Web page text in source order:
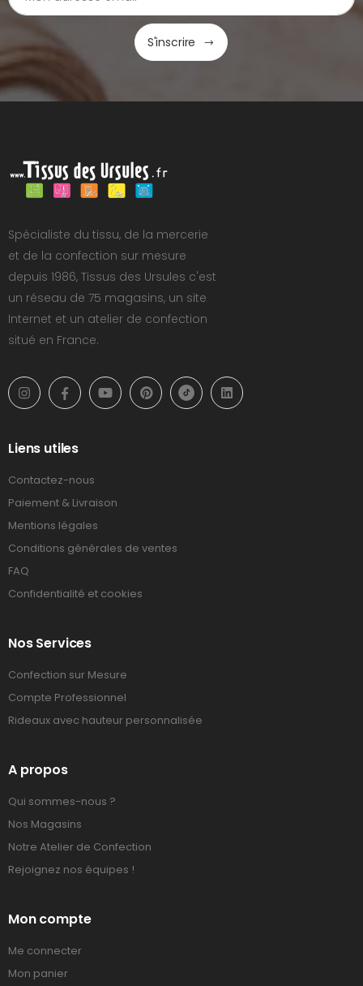
S'inscrire
Spécialiste du tissu, de la mercerie
et de la confection sur mesure
depuis 1986, Tissus des Ursules c'est
un réseau de 75 magasins, un site
Internet et un atelier de confection
situé en France.
Liens utiles
Contactez-nous
Paiement & Livraison
Mentions légales
Conditions générales de ventes
FAQ
Confidentialité et cookies
Nos Services
Confection sur Mesure
Compte Professionnel
Rideaux avec hauteur personnalisée
A propos
Qui sommes-nous ?
Nos Magasins
Notre Atelier de Confection
Rejoignez nos équipes !
Mon compte
Me connecter
Mon panier